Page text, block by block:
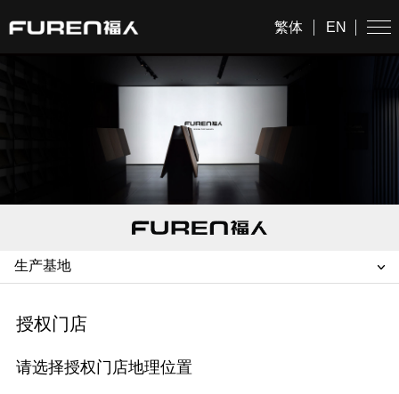
EN
繁体
授权门店
请选择授权门店地理位置